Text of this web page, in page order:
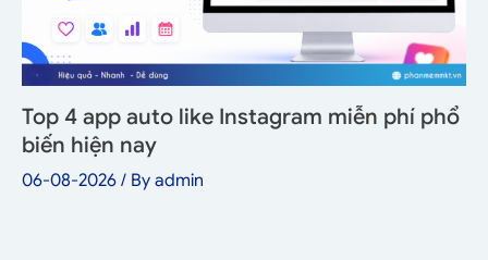
Top 4 app auto like Instagram miễn phí phổ
biến hiện nay
06-08-2026 / By admin